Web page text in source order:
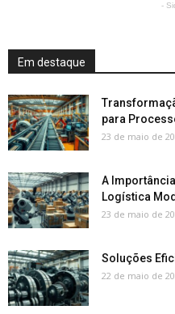
-
Em destaque
para
23 de maio de
A
Logística
23 de maio de
Soluções
22 de maio de